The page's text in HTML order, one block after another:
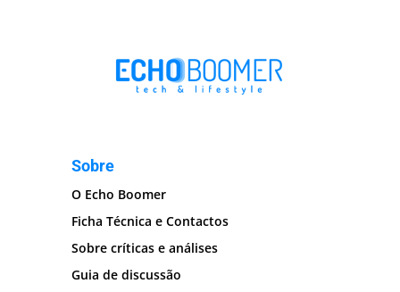
Sobre
O Echo Boomer
Ficha Técnica e Contactos
Sobre críticas e análises
Guia de discussão